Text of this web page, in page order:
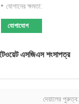
যোগানের ক্ষমতা:
যোগাযোগ
এসজিএস শংসাপত্র
দেয়ালের পুরুত্ব: